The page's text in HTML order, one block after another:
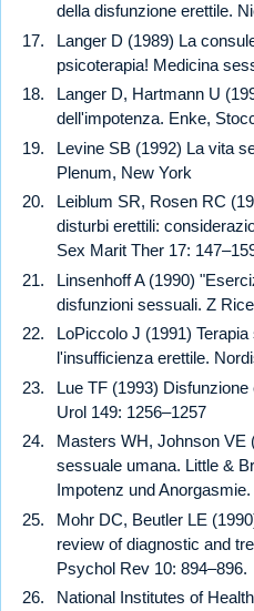
della disfunzione erettile.
Langer D (1989) La
psicoterapia! Medicina
Langer D, Hartmann U
dell'impotenza. Enke,
Levine SB (1992) La vita
Plenum, New York
Leiblum SR, Rosen RC
disturbi erettili:
Sex Marit Ther 17:
Linsenhoff A (1990)
disfunzioni sessuali. Z
LoPiccolo J (1991)
l'insufficienza erettile.
Lue TF (1993)
Urol 149: 1256–1257
Masters WH, Johnson VE
sessuale umana. Little &
Impotenz und
Mohr DC, Beutler LE
review of diagnostic and
Psychol Rev 10: 894–896.
National Institutes of